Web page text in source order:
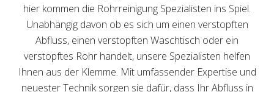
hier kommen die Rohrreinigung Spezialisten ins Spiel.
Unabhängig davon ob es sich um einen verstopften
Abfluss, einen verstopften Waschtisch oder ein
verstopftes Rohr handelt, unsere Spezialisten helfen
Ihnen aus der Klemme. Mit umfassender Expertise und
neuester Technik sorgen sie dafür, dass Ihr Abfluss in